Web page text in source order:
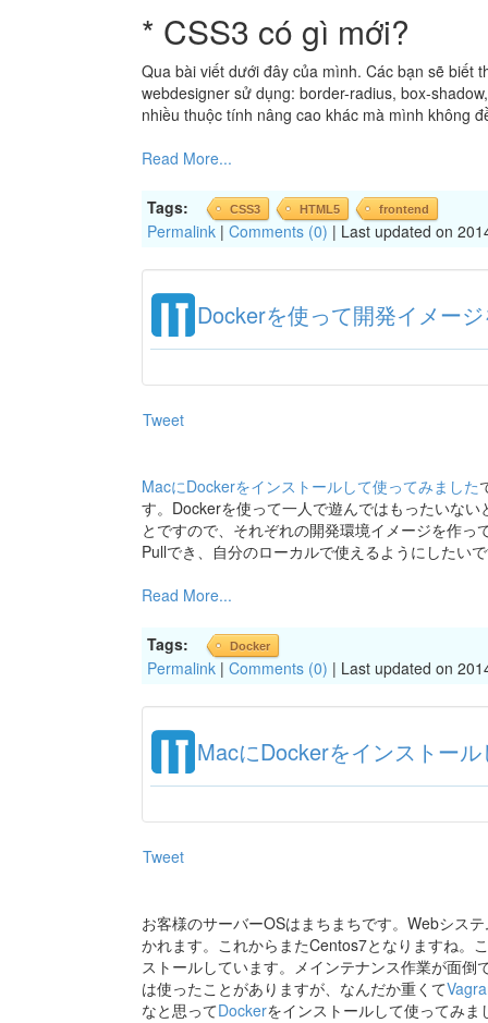
* CSS3 có gì mới?
Qua bài viết dưới đây của mình. Các bạn sẽ biết
webdesigner sử dụng: border-radius, box-
nhiều thuộc tính nâng cao khác mà mình không
Read More...
Tags: CSS3 HTML5 frontend
Permalink | Comments (0) | Last updated on
Dockerを使って開発イメー
Tweet
MacにDockerをインストールして使ってみました
す。Dockerを使って一人で遊んではもったいな
とですので、それぞれの開発環境イメージを作
Pullでき、自分のローカルで使えるようにしたい
Read More...
Tags: Docker
Permalink | Comments (0) | Last updated on
MacにDockerをインストー
Tweet
お客様のサーバーOSはまちまちです。Webシス
かれます。これからまたCentos7となりますね。
ストールしています。メインテナンス作業が面
は使ったことがありますが、なんだか重くて
なと思ってDockerをインストールして使ってみま